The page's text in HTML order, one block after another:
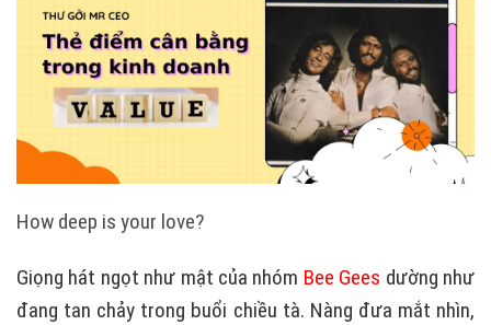
How deep is your love?
Giọng hát ngọt như mật của nhóm Bee Gees dường như
đang tan chảy trong buổi chiều tà. Nàng đưa mắt nhìn,